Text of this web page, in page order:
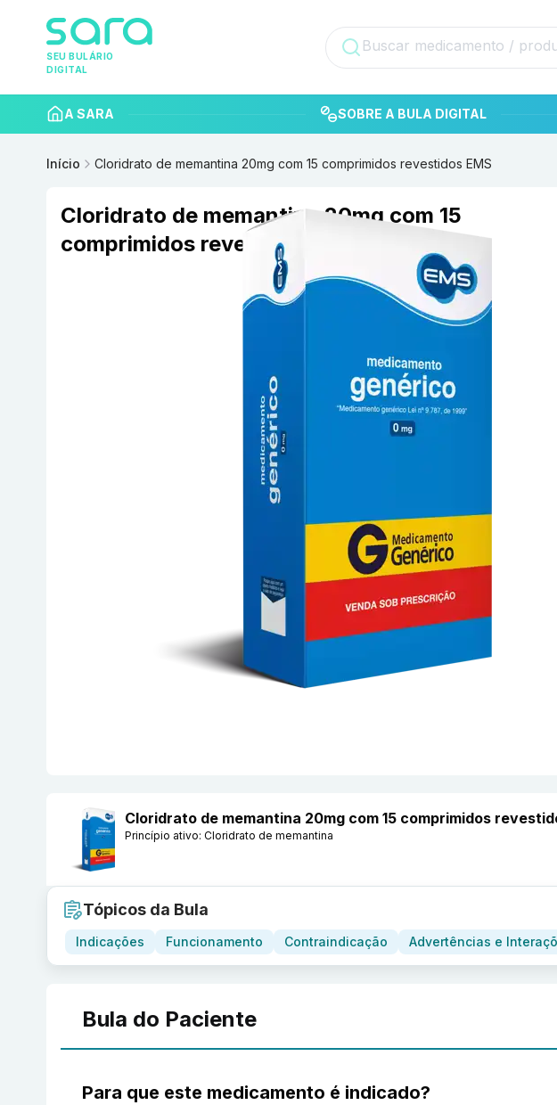
SEU BULÁRIO
DIGITAL
A SARA SOBRE A BULA DIGITAL
Início Cloridrato de memantina 20mg com 15 comprimidos revestidos EMS
Cloridrato de memantina 20mg com 15
comprimidos revestidos EMS
Cloridrato de memantina 20mg com 15 comprimidos
Princípio ativo: Cloridrato de memantina
Tópicos da Bula
Indicações Funcionamento Contraindicação Advertências e
Bula do Paciente
Para que este medicamento é indicado?